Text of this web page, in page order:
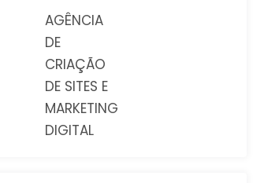
AGÊNCIA
DE
CRIAÇÃO
DE SITES E
MARKETING
DIGITAL